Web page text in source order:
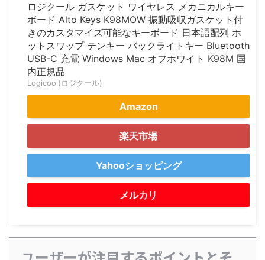
ロジクール ガスケット ワイヤレス メカニカルキー
ボード Alto Keys K98MOW 振動吸収ガスケット付
きのカスタマイズ可能なキーボード 日本語配列 ホ
ットスワップ テンキー バックライトキー Bluetooth
USB-C 充電 Windows Mac オフホワイト K98M 国
内正規品
Logicool(ロジクール)
Amazon
楽天市場
Yahooショッピング
メルカリ